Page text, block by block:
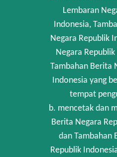
Lembaran
Indonesia,
Negara Republik
Negara
Tambahan Berita
Indonesia yang
tempat
b. mencetak dan
Berita Negara
dan Tambahan
Republik